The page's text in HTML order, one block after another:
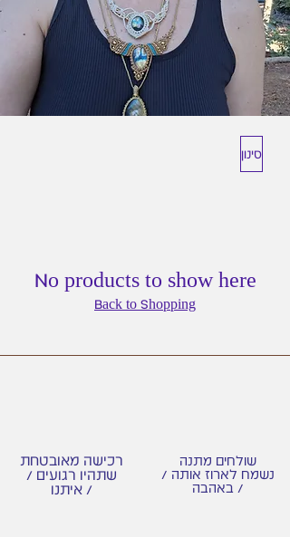
סינון
No products to show here
Back to Shopping
רכישה מאובטחת
/ שתהיו רגועים
איתנו /
שולחים מתנה
/ נשמח לארוז אותה
באהבה /